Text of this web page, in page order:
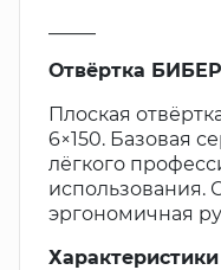
Отвёртка
Плоская
6×150. Базовая
лёгкого
использования.
эргономичная
Характеристики